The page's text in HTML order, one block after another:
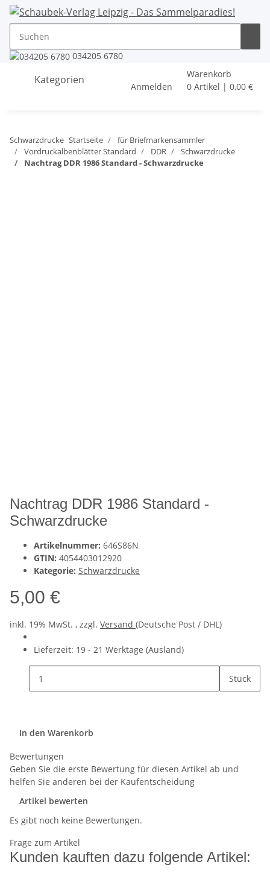
034205 6780
Kategorien
Anmelden
Warenkorb
0 Artikel | 0,00 €
Schwarzdrucke Startseite
für Briefmarkensammler
Vordruckalbenblätter Standard
DDR
Schwarzdrucke
Nachtrag DDR 1986 Standard - Schwarzdrucke
Nachtrag DDR 1986 Standard -
Schwarzdrucke
Artikelnummer: 646S86N
GTIN: 4054403012920
Kategorie: Schwarzdrucke
5,00 €
inkl. 19% MwSt. , zzgl. Versand (Deutsche Post / DHL)
Lieferzeit: 19 - 21 Werktage (Ausland)
Stück
In den Warenkorb
Bewertungen
Geben Sie die erste Bewertung für diesen Artikel ab und
helfen Sie anderen bei der Kaufentscheidung
Artikel bewerten
Es gibt noch keine Bewertungen.
Frage zum Artikel
Kunden kauften dazu folgende Artikel: